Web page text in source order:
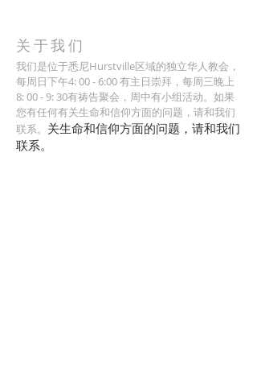
关于我们
我们是位于悉尼Hurstville区域的独立华人教会，
每周日下午4: 00 - 6:00 有主日崇拜，每周三晚上
8: 00 - 9: 30有祷告聚会，周中有小组活动。如果
您有任何有关生命和信仰方面的问题，请和我们
联系。 关生命和信仰方面的问题，请和我们
联系。